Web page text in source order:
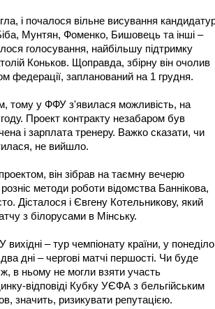
і почалося вільне висування
Мунтян, Фоменко, Бишовець та інші –
голосування, найбільшу підтримку
Коньков. Щоправда, збірну він очолив
федерації, запланований на 1 грудня.
тому у ФФУ з'явилася можливість, на
Проект контракту незабаром був
і зарплата тренеру. Важко сказати, чи
не вийшло.
він зібрав на таємну вечерю
методи роботи відомства Баннікова,
Дісталося і Євгену Котельникову, який
з білорусами в Мінську.
– тур чемпіонату країни, у
дні – чергові матчі першості. Чи буде
ж, в ньому не могли взяти участь
відповіді Кубку УЄФА з бельгійським
значить, ризикувати репутацією.